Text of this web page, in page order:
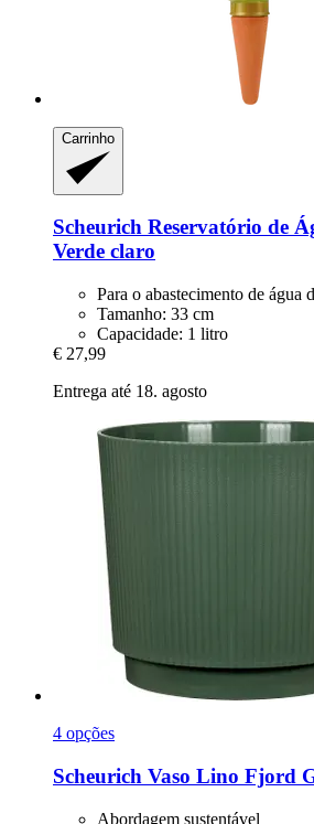
Carrinho
Scheurich Reservatório de
Verde claro
Para o abastecimento de água
Tamanho: 33 cm
Capacidade: 1 litro
€ 27,99
Entrega até 18. agosto
4 opções
Scheurich Vaso Lino Fjord
Abordagem sustentável